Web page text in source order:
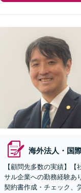
海外法人・国
【顧問先多数の実績】
サル企業への勤務経験あ
契約書作成・チェック、